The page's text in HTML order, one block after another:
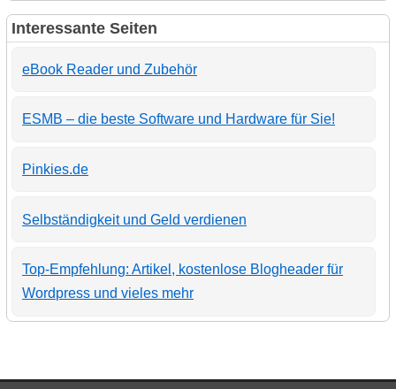
Interessante Seiten
eBook Reader und Zubehör
ESMB – die beste Software und Hardware für Sie!
Pinkies.de
Selbständigkeit und Geld verdienen
Top-Empfehlung: Artikel, kostenlose Blogheader für
Wordpress und vieles mehr